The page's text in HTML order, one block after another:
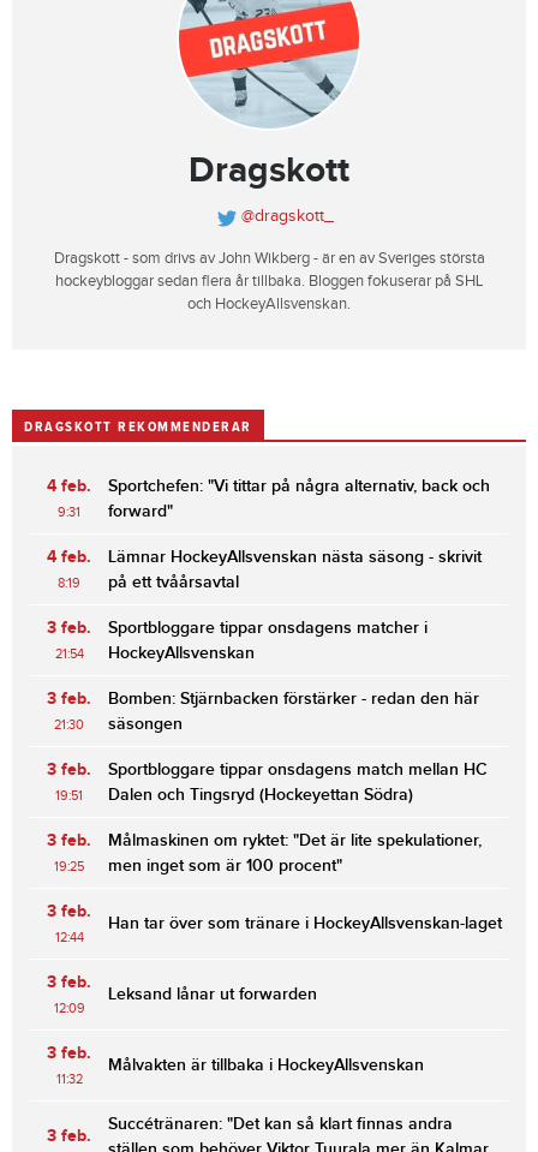
Dragskott
@dragskott_
Dragskott - som drivs av John Wikberg - är en av Sveriges största
hockeybloggar sedan flera år tillbaka. Bloggen fokuserar på SHL
och HockeyAllsvenskan.
DRAGSKOTT REKOMMENDERAR
4 feb.
9:31
Sportchefen: "Vi tittar på några alternativ, back och
forward"
4 feb.
8:19
Lämnar HockeyAllsvenskan nästa säsong - skrivit
på ett tvåårsavtal
3 feb.
21:54
Sportbloggare tippar onsdagens matcher i
HockeyAllsvenskan
3 feb.
21:30
Bomben: Stjärnbacken förstärker - redan den här
säsongen
3 feb.
19:51
Sportbloggare tippar onsdagens match mellan HC
Dalen och Tingsryd (Hockeyettan Södra)
3 feb.
19:25
Målmaskinen om ryktet: "Det är lite spekulationer,
men inget som är 100 procent"
3 feb.
12:44
Han tar över som tränare i HockeyAllsvenskan-laget
3 feb.
12:09
Leksand lånar ut forwarden
3 feb.
11:32
Målvakten är tillbaka i HockeyAllsvenskan
3 feb.
Succétränaren: "Det kan så klart finnas andra